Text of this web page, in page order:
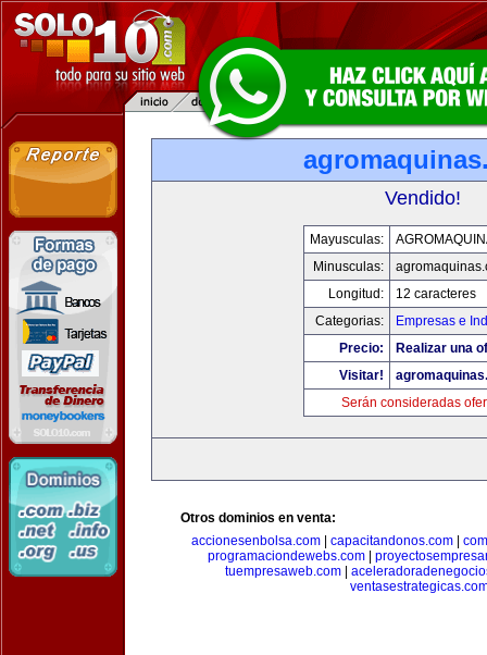
Vendido!
Mayusculas:
Minusculas:
Longitud:
12 caracteres
Categorias:
Empresas e
Precio:
Realizar una
Visitar!
Serán consideradas
Otros dominios en venta:
accionesenbolsa.com
capacitandonos.com
programaciondewebs.com
tuempresaweb.com